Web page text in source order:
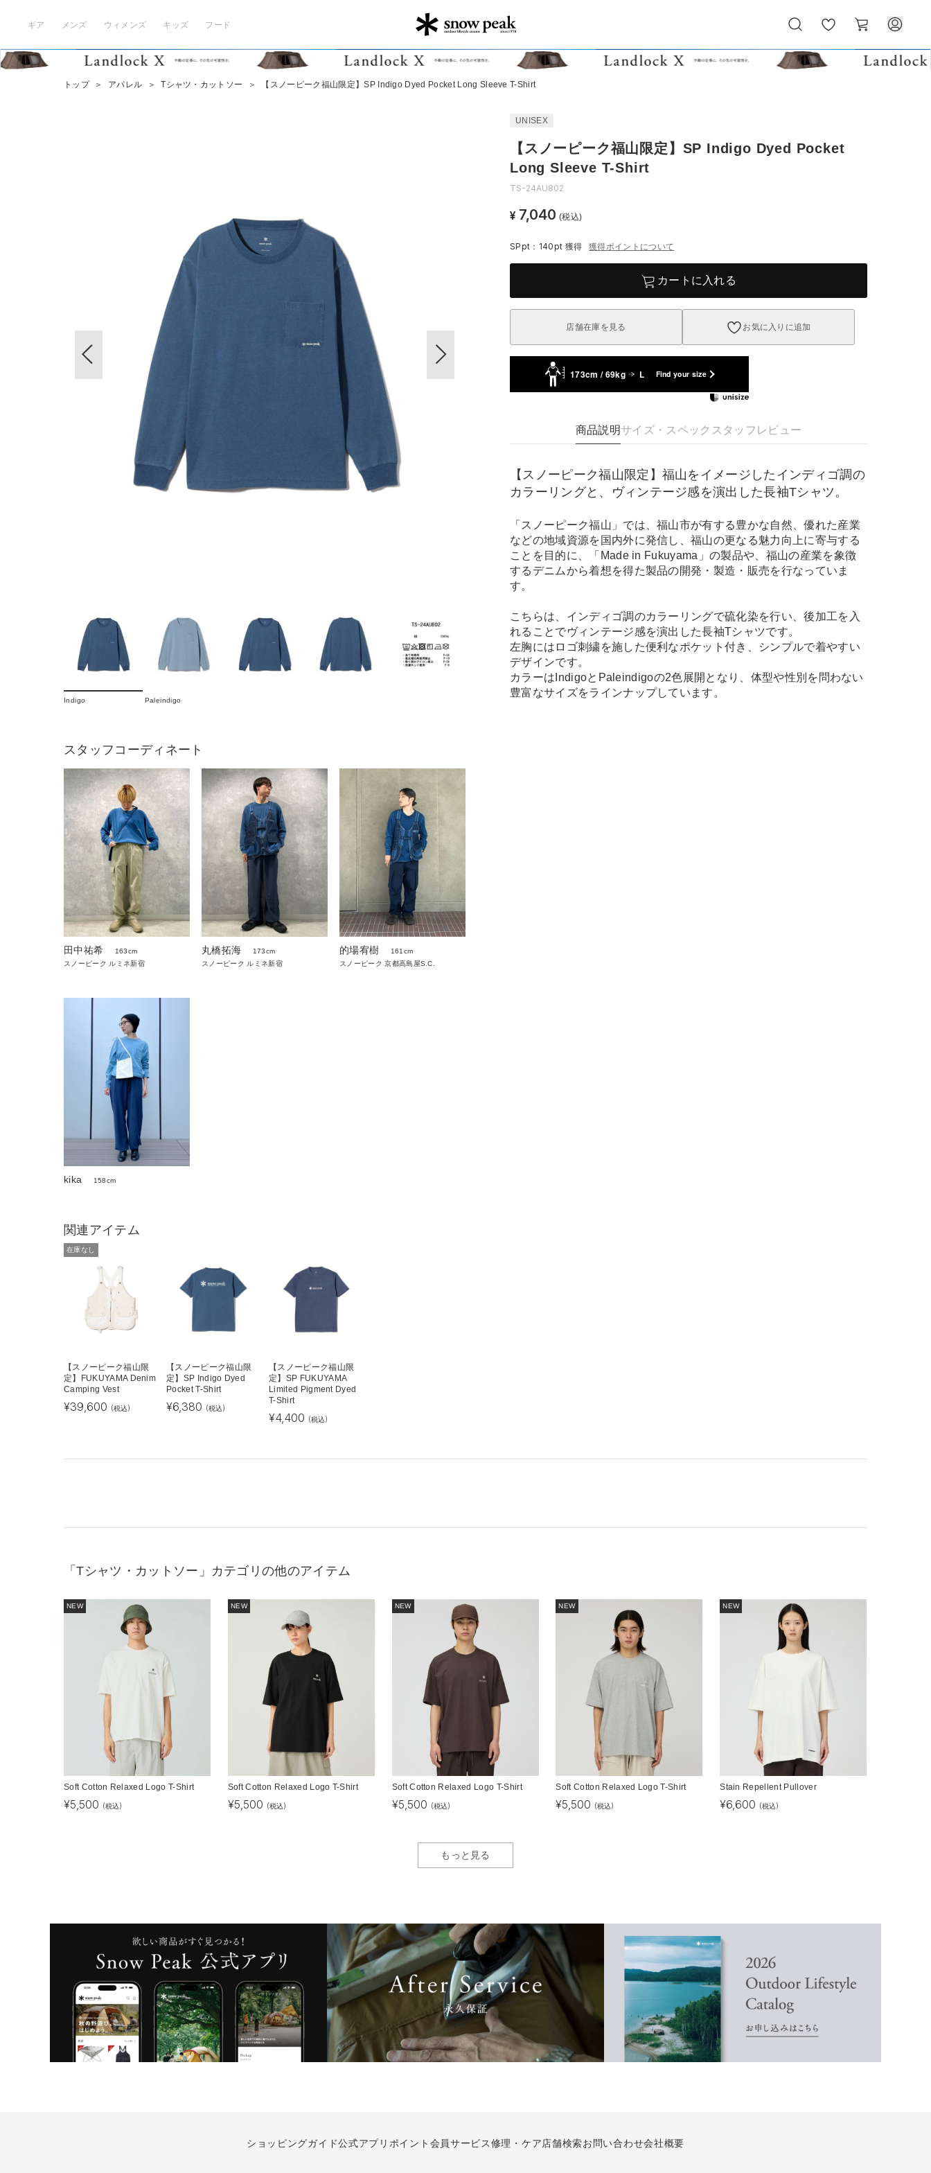
ギア メンズ ウィメンズ キッズ フード
気
に
ー
ト
トップ ＞ アパレル ＞ Tシャツ・カットソー ＞ 【スノーピーク福山限定】SP Indigo Dyed Pocket Long Sleeve T-Shirt
Indigo Paleindigo
UNISEX
【スノーピーク福山限定】SP Indigo Dyed Pocket
Long Sleeve T-Shirt
TS-24AU802
¥ 7,040 (税込)
SPpt：140pt 獲得 獲得ポイントについて
カートに入れる
店舗在庫を見る お気に入りに追加
173cm / 69kg L Find your size
商品説明サイズ・スペック スタッフレビュー
【スノーピーク福山限定】福山をイメージしたインディゴ調の
カラーリングと、ヴィンテージ感を演出した長袖Tシャツ。
「スノーピーク福山」では、福山市が有する豊かな自然、優れた産業
などの地域資源を国内外に発信し、福山の更なる魅力向上に寄与する
ことを目的に、「Made in Fukuyama」の製品や、福山の産業を象徴
するデニムから着想を得た製品の開発・製造・販売を行なっていま
す。
こちらは、インディゴ調のカラーリングで硫化染を行い、後加工を入
れることでヴィンテージ感を演出した長袖Tシャツです。
左胸にはロゴ刺繍を施した便利なポケット付き、シンプルで着やすい
デザインです。
カラーはIndigoとPaleindigoの2色展開となり、体型や性別を問わない
豊富なサイズをラインナップしています。
スタッフコーディネート
田中祐希
163cm
スノーピーク ルミネ新宿
丸橋拓海
173cm
スノーピーク ルミネ新宿
的場宥樹
161cm
スノーピーク 京都高島屋S.C.
kika 158cm
関連アイテム
在庫なし
【スノーピーク福山限
定】FUKUYAMA Denim
Camping Vest
¥39,600 (税込)
【スノーピーク福山限
定】SP Indigo Dyed
Pocket T-Shirt
¥6,380 (税込)
【スノーピーク福山限
定】SP FUKUYAMA
Limited Pigment Dyed
T-Shirt
¥4,400 (税込)
「Tシャツ・カットソー」カテゴリの他のアイテム
NEW
Soft Cotton Relaxed Logo T-Shirt
¥5,500 (税込)
NEW
Soft Cotton Relaxed Logo T-Shirt
¥5,500 (税込)
NEW
Soft Cotton Relaxed Logo T-Shirt
¥5,500 (税込)
NEW
Soft Cotton Relaxed Logo T-Shirt
¥5,500 (税込)
NEW
Stain Repellent Pullover
¥6,600 (税込)
もっと見る
ショッピングガイド公式アプリ ポイント会員サービス修理・ケア店舗検索お問い合わせ会社概要